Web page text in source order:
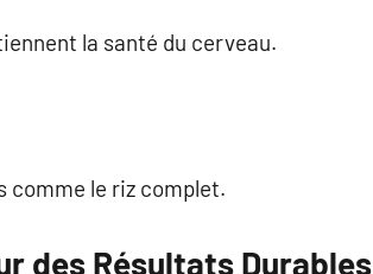
la santé du cerveau.
comme le riz complet.
des Résultats Durables